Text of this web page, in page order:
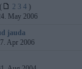
( 2 3 4 )
May 2006
jauda
Apr 2006